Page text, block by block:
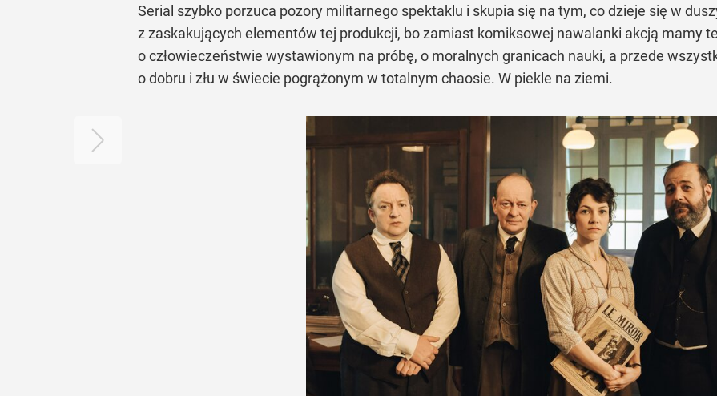
Serial szybko porzuca pozory militarnego spektaklu i skupia się na tym, co dzieje się w
z zaskakujących elementów tej produkcji, bo zamiast komiksowej nawalanki akcją mamy
o człowieczeństwie wystawionym na próbę, o moralnych granicach nauki, a przede
o dobru i złu w świecie pogrążonym w totalnym chaosie. W piekle na ziemi.